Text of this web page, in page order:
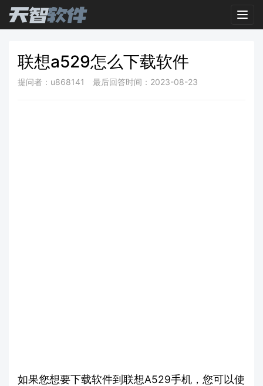
联想a529怎么下载软件
提问者：u868141 最后回答时间：2023-08-23
如果您想要下载软件到联想A529手机，您可以使